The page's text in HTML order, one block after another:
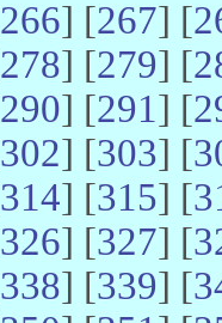
266] [267] [
278] [279] [
290] [291] [
302] [303] [
314] [315] [
326] [327] [
338] [339] [